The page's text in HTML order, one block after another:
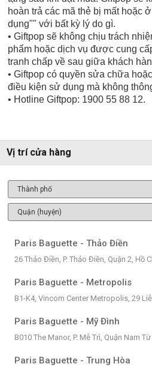
hoàn trả các mã thẻ bị mất hoặc
dụng"" với bất kỳ lý do gì.
• Giftpop sẽ không chịu trách
phẩm hoặc dịch vụ được cung
tranh chấp về sau giữa khách
• Giftpop có quyền sửa chữa
điều kiện sử dụng mà không
• Hotline Giftpop: 1900 55 88 12.
Vị trí cửa hàng
Paris Baguette - Thảo Điền
26 Thảo Điền, P. Thảo Điền, Quận 2, Hồ
Paris Baguette - Metropolis
B1-K4, Vincom Center Metropolis, 29
Paris Baguette - Mỹ Đình
B010 The Manor, P. Mễ Trì, Quận Nam
Paris Baguette - Trung Hòa